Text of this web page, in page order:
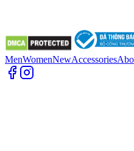
MenWomenNewAccessories